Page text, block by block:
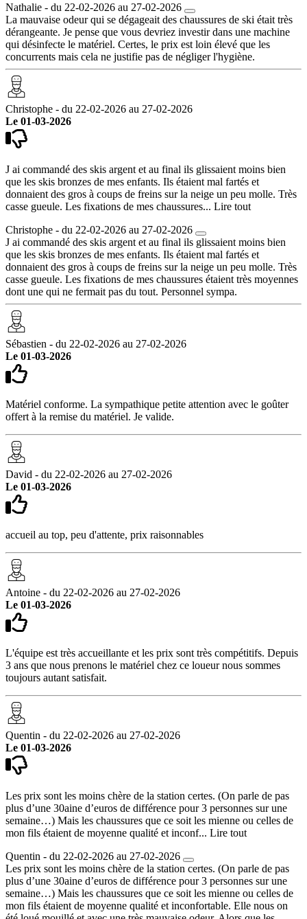
Nathalie - du 22-02-2026 au 27-02-2026
La mauvaise odeur qui se dégageait des chaussures de ski était très
dérangeante. Je pense que vous devriez investir dans une machine
qui désinfecte le matériel. Certes, le prix est loin élevé que les
concurrents mais cela ne justifie pas de négliger l'hygiène.
Christophe - du 22-02-2026 au 27-02-2026
Le 01-03-2026
J ai commandé des skis argent et au final ils glissaient moins bien
que les skis bronzes de mes enfants. Ils étaient mal fartés et
donnaient des gros à coups de freins sur la neige un peu molle. Très
casse gueule. Les fixations de mes chaussures... Lire tout
Christophe - du 22-02-2026 au 27-02-2026
J ai commandé des skis argent et au final ils glissaient moins bien
que les skis bronzes de mes enfants. Ils étaient mal fartés et
donnaient des gros à coups de freins sur la neige un peu molle. Très
casse gueule. Les fixations de mes chaussures étaient très moyennes
dont une qui ne fermait pas du tout. Personnel sympa.
Sébastien - du 22-02-2026 au 27-02-2026
Le 01-03-2026
Matériel conforme. La sympathique petite attention avec le goûter
offert à la remise du matériel. Je valide.
David - du 22-02-2026 au 27-02-2026
Le 01-03-2026
accueil au top, peu d'attente, prix raisonnables
Antoine - du 22-02-2026 au 27-02-2026
Le 01-03-2026
L'équipe est très accueillante et les prix sont très compétitifs. Depuis
3 ans que nous prenons le matériel chez ce loueur nous sommes
toujours autant satisfait.
Quentin - du 22-02-2026 au 27-02-2026
Le 01-03-2026
Les prix sont les moins chère de la station certes. (On parle de pas
plus d’une 30aine d’euros de différence pour 3 personnes sur une
semaine…) Mais les chaussures que ce soit les mienne ou celles de
mon fils étaient de moyenne qualité et inconf... Lire tout
Quentin - du 22-02-2026 au 27-02-2026
Les prix sont les moins chère de la station certes. (On parle de pas
plus d’une 30aine d’euros de différence pour 3 personnes sur une
semaine…) Mais les chaussures que ce soit les mienne ou celles de
mon fils étaient de moyenne qualité et inconfortable. Elle nous on